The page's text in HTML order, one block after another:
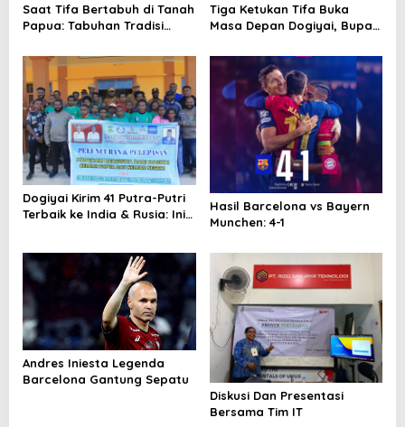
Saat Tifa Bertabuh di Tanah
Papua: Tabuhan Tradisi
dan Kehidupan Sosial
Tiga Ketukan Tifa Buka
Masa Depan Dogiyai, Bupati
Musrenbang 2026
Dogiyai Kirim 41 Putra-Putri
Terbaik ke India & Rusia: Ini
Masa Depan
Hasil Barcelona vs Bayern
Munchen: 4-1
Andres Iniesta Legenda
Barcelona Gantung Sepatu
Diskusi Dan Presentasi
Bersama Tim IT